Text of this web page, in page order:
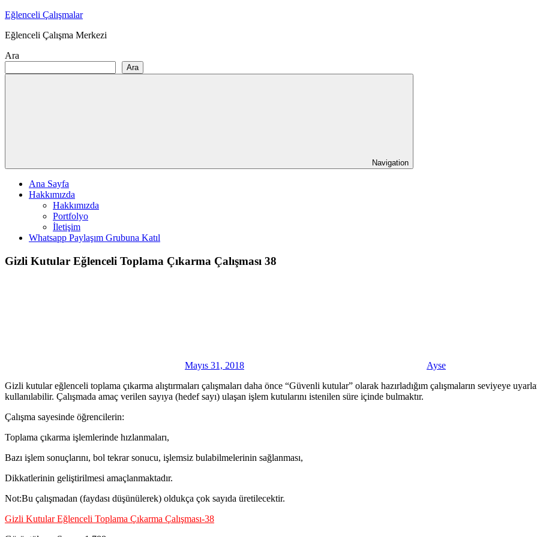
Skip
content
Eğlenceli Çalışmalar
Eğlenceli Çalışma Merkezi
Ara
Ara
Navigation
Ana Sayfa
Hakkımızda
Hakkımızda
Portfolyo
İletişim
Whatsapp Paylaşım Grubuna Katıl
Gizli Kutular Eğlenceli Toplama Çıkarma Çalışması 38
Mayıs 31, 2018 Ayse
Gizli kutular eğlenceli toplama çıkarma alıştırmaları çalışmaları daha önce “Güvenli kutular” olarak hazırladığım çalışmaların seviyeye
kullanılabilir. Çalışmada amaç verilen sayıya (hedef sayı) ulaşan işlem kutularını istenilen süre içinde bulmaktır.
Çalışma sayesinde öğrencilerin:
Toplama çıkarma işlemlerinde hızlanmaları,
Bazı işlem sonuçlarını, bol tekrar sonucu, işlemsiz bulabilmelerinin sağlanması,
Dikkatlerinin geliştirilmesi amaçlanmaktadır.
Not:Bu çalışmadan (faydası düşünülerek) oldukça çok sayıda üretilecektir.
Gizli Kutular Eğlenceli Toplama Çıkarma Çalışması-38